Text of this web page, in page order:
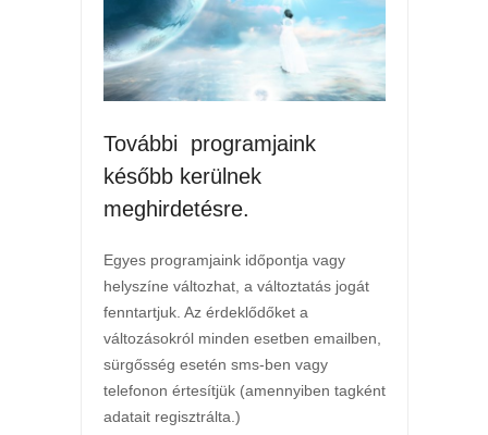
További programjaink
később kerülnek
meghirdetésre.
Egyes programjaink időpontja vagy
helyszíne változhat, a változtatás jogát
fenntartjuk. Az érdeklődőket a
változásokról minden esetben emailben,
sürgősség esetén sms-ben vagy
telefonon értesítjük (amennyiben tagként
adatait regisztrálta.)